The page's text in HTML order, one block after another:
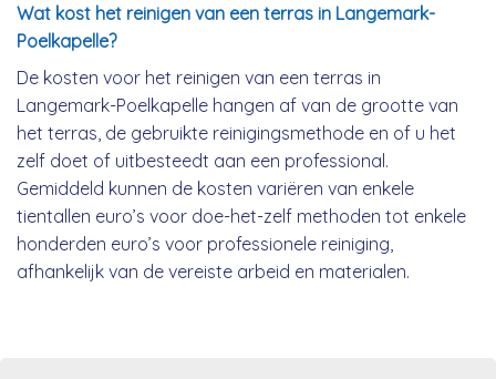
Wat kost het reinigen van een terras in Langemark-
Poelkapelle?
De kosten voor het reinigen van een terras in
Langemark-Poelkapelle hangen af van de grootte van
het terras, de gebruikte reinigingsmethode en of u het
zelf doet of uitbesteedt aan een professional.
Gemiddeld kunnen de kosten variëren van enkele
tientallen euro’s voor doe-het-zelf methoden tot enkele
honderden euro’s voor professionele reiniging,
afhankelijk van de vereiste arbeid en materialen.